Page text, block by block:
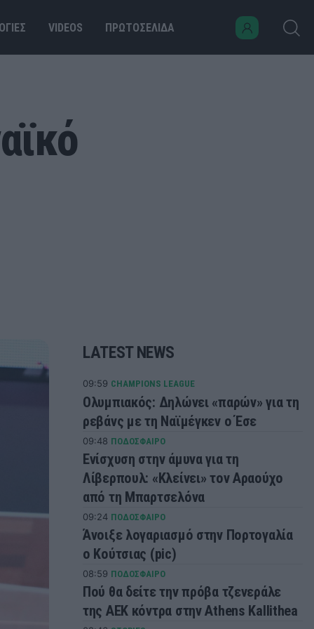
VIDEOS ΠΡΩΤΟΣΕΛΙΔΑ
LATEST NEWS
09:59 CHAMPIONS LEAGUE
Ολυμπιακός: Δηλώνει «παρών» για τη
ρεβάνς με τη Ναϊμέγκεν ο Έσε
09:48 ΠΟΔΟΣΦΑΙΡΟ
Ενίσχυση στην άμυνα για τη
Λίβερπουλ: «Κλείνει» τον Αραούχο
από τη Μπαρτσελόνα
09:24 ΠΟΔΟΣΦΑΙΡΟ
Άνοιξε λογαριασμό στην Πορτογαλία
ο Κούτσιας (pic)
08:59 ΠΟΔΟΣΦΑΙΡΟ
Πού θα δείτε την πρόβα τζενεράλε
της ΑΕΚ κόντρα στην Athens Kallithea